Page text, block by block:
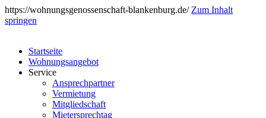
https://wohnungsgenossenschaft-blankenburg.de/ Zum Inhalt
springen
Startseite
Wohnungsangebot
Service
Ansprechpartner
Vermietung
Mitgliedschaft
Mietersprechtag